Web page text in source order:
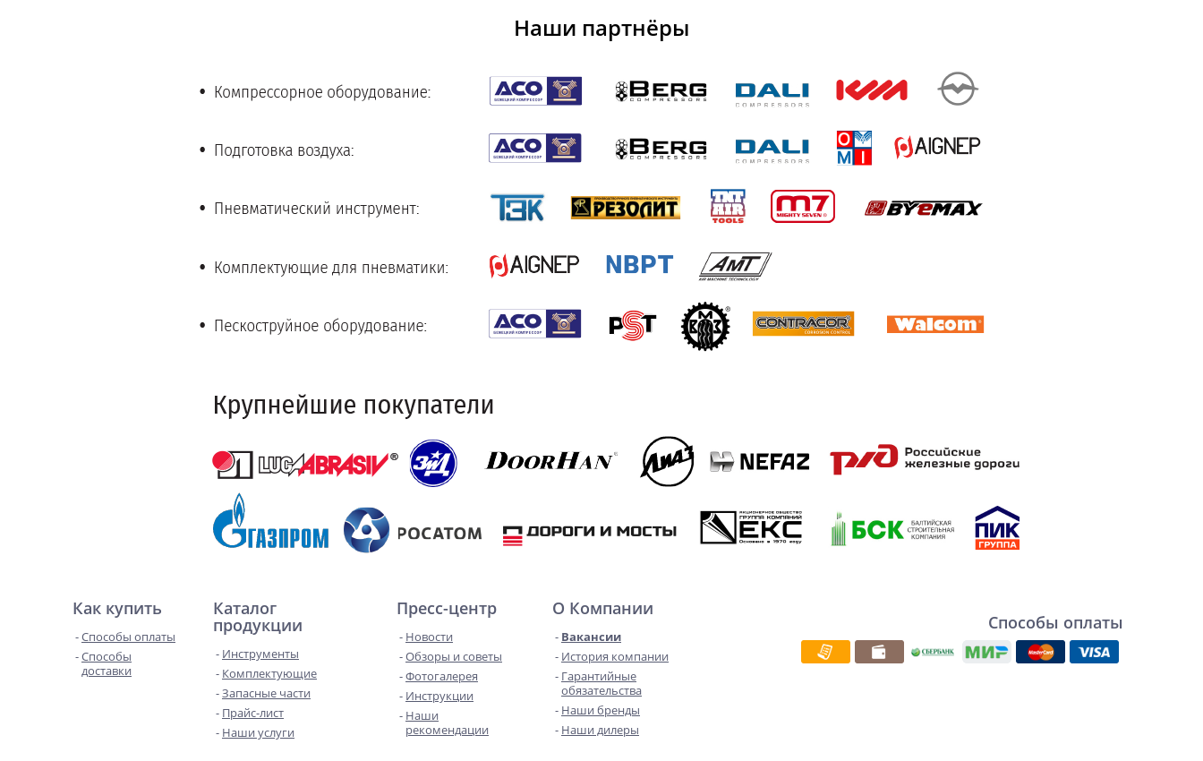
Наши партнёры
Как купить
Способы оплаты
Способы
доставки
Каталог
продукции
Инструменты
Комплектующие
Запасные части
Прайс-лист
Наши услуги
Пресс-центр
Новости
Обзоры и советы
Фотогалерея
Инструкции
Наши
рекомендации
О Компании
Вакансии
История компании
Гарантийные
обязательства
Наши бренды
Наши дилеры
Способы оплаты